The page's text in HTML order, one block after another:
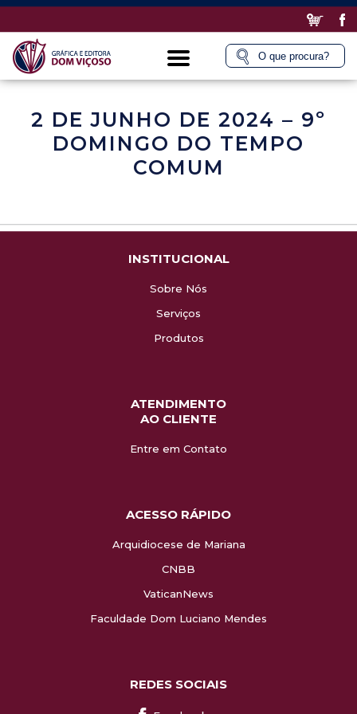
2 DE JUNHO DE 2024 – 9º
DOMINGO DO TEMPO
COMUM
INSTITUCIONAL
Sobre Nós
Serviços
Produtos
ATENDIMENTO
AO CLIENTE
Entre em Contato
ACESSO RÁPIDO
Arquidiocese de Mariana
CNBB
VaticanNews
Faculdade Dom Luciano Mendes
REDES SOCIAIS